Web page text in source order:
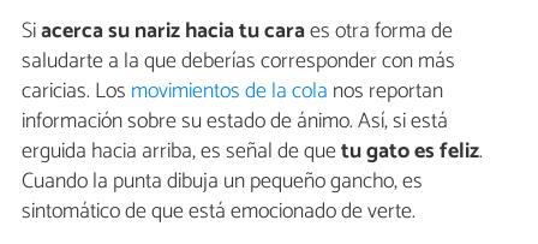
Siacerca su nariz hacia tu caraes otra forma de
saludarte a la que deberías corresponder con más
caricias. Los movimientos de la cola nos reportan
información sobre su estado de ánimo. Así, si está
erguida hacia arriba, es señal de quetu gato es feliz.
Cuando la punta dibuja un pequeño gancho, es
sintomático de que está emocionado de verte.